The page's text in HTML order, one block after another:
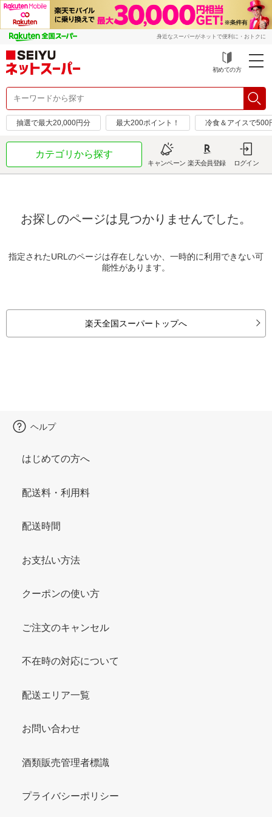
身近なスーパーがネットで便利に・おトクに
初めての方
抽選で最大20,000円分 最大200ポイント！ 冷食＆アイスで500
カテゴリから探す
キャンペーン 楽天会員登録 ログイン
お探しのページは見つかりませんでした。
指定されたURLのページは存在しないか、一時的に利用できない可
能性があります。
楽天全国スーパートップへ
ヘルプ
はじめての方へ
配送料・利用料
配送時間
お支払い方法
クーポンの使い方
ご注文のキャンセル
不在時の対応について
配送エリア一覧
お問い合わせ
酒類販売管理者標識
プライバシーポリシー